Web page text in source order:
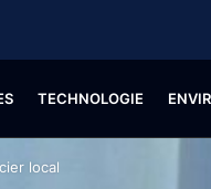
TECHNOLOGIE
local